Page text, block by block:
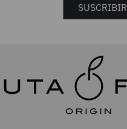
SUSCRIBIR